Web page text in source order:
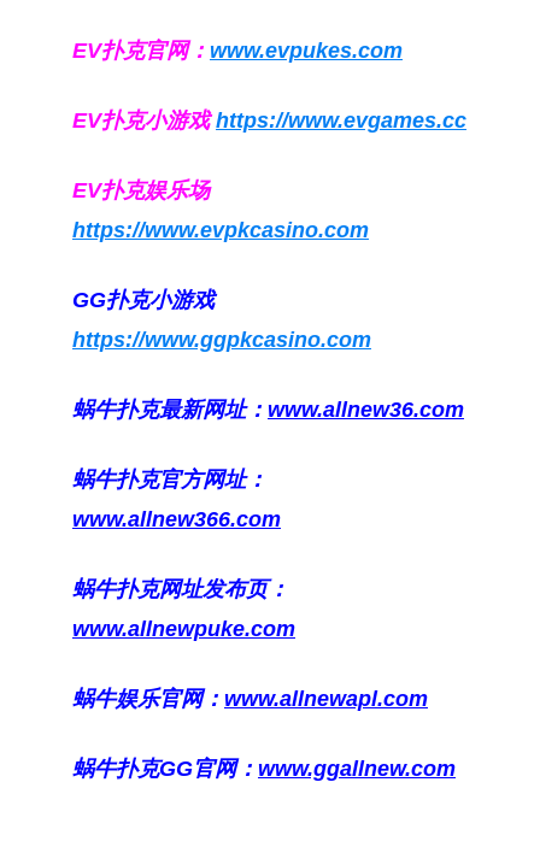
EV扑克官网： www.evpukes.com
EV扑克小游戏https://www.evgames.cc
EV扑克娱乐场
https://www.evpkcasino.com
GG扑克小游戏
https://www.ggpkcasino.com
蜗牛扑克最新网址： www.allnew36.com
蜗牛扑克官方网址：
www.allnew366.com
蜗牛扑克网址发布页：
www.allnewpuke.com
蜗牛娱乐官网： www.allnewapl.com
蜗牛扑克GG官网： www.ggallnew.com